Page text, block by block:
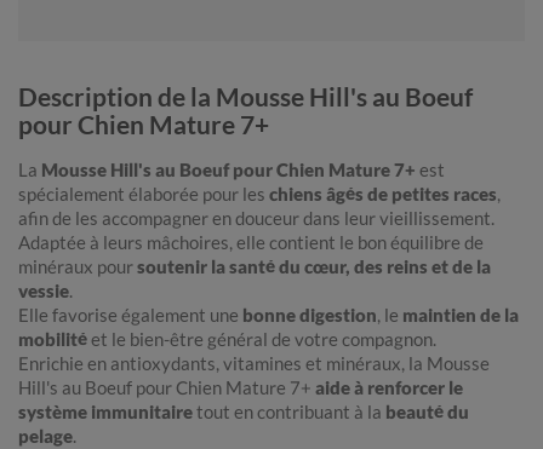
Description de la Mousse Hill's au Boeuf
pour Chien Mature 7+
La Mousse Hill's au Boeuf pour Chien Mature 7+ est
spécialement élaborée pour les chiens âgés de petites races,
afin de les accompagner en douceur dans leur vieillissement.
Adaptée à leurs mâchoires, elle contient le bon équilibre de
minéraux poursoutenir la santé du cœur, des reins et de la
vessie.
Elle favorise également une bonne digestion, le maintien de la
mobilitéet le bien-être général de votre compagnon.
Enrichie en antioxydants, vitamines et minéraux, la Mousse
Hill's au Boeuf pour Chien Mature 7+ aide à renforcer le
système immunitairetout en contribuant à la beauté du
pelage.